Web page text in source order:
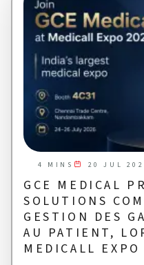
GCE MEDICAL
SOLUTIONS
GESTION DES
AU PATIENT,
MEDICALL
4 MINS 20 JUL